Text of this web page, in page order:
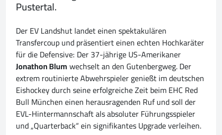
Pustertal.
Der EV Landshut landet einen spektakulären
Transfercoup und präsentiert einen echten Hochkaräter
für die Defensive: Der 37-jährige US-Amerikaner
Jonathon Blumwechselt an den Gutenbergweg. Der
extrem routinierte Abwehrspieler genießt im deutschen
Eishockey durch seine erfolgreiche Zeit beim EHC Red
Bull München einen herausragenden Ruf und soll der
EVL-Hintermannschaft als absoluter Führungsspieler
und „Quarterback“ ein signifikantes Upgrade verleihen.